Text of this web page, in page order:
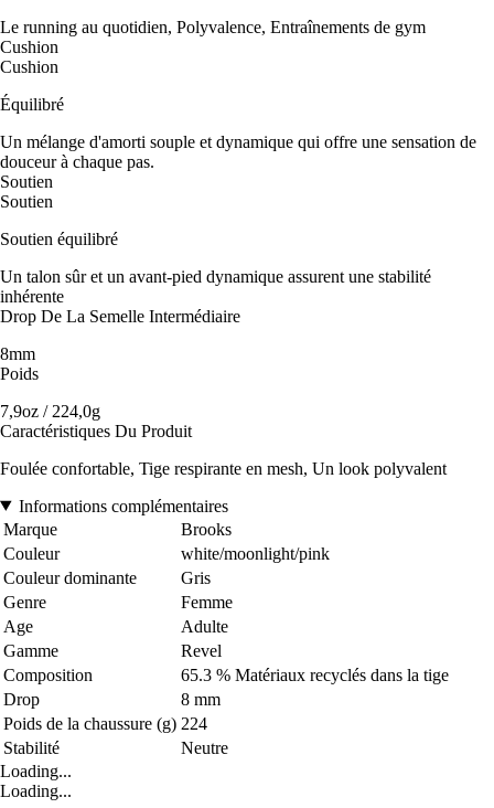
Le running au quotidien, Polyvalence, Entraînements de gym
Cushion
Cushion
Équilibré
Un mélange d'amorti souple et dynamique qui offre une sensation de
douceur à chaque pas.
Soutien
Soutien
Soutien équilibré
Un talon sûr et un avant-pied dynamique assurent une stabilité
inhérente
Drop De La Semelle Intermédiaire
8mm
Poids
7,9oz / 224,0g
Caractéristiques Du Produit
Foulée confortable, Tige respirante en mesh, Un look polyvalent
Informations complémentaires
Marque
Brooks
Couleur
white/moonlight/pink
Couleur dominante
Gris
Genre
Femme
Age
Adulte
Gamme
Revel
Composition
65.3 % Matériaux recyclés dans la tige
Drop
8 mm
Poids de la chaussure (g) 224
Stabilité
Neutre
Loading...
Loading...